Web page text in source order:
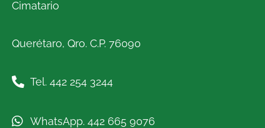
Cimatario
Querétaro, Qro. C.P. 76090
Tel. 442 254 3244
WhatsApp. 442 665 9076